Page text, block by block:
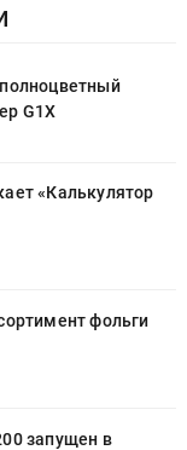
G1X
«Калькулятор
фольги
запущен в